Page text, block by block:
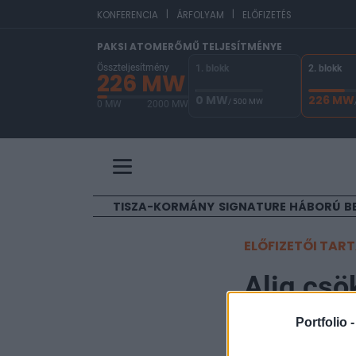
Portfolio -
KONFERENCIA | ÁRFOLYAM | ELŐFIZETÉS
PAKSI ATOMERŐMŰ TELJESÍTMÉNYE
Összteljesítmény
226 MW
0 MW 2000 MW
1. blokk
0 MW/ 500 MW
2. blokk
226 MW
TISZA-KORMÁNY SIGNATURE HÁBORÚ
ELŐFIZETŐI
Alig